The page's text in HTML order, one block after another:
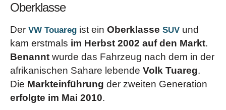
Oberklasse
Der VW Touareg ist ein Oberklasse SUV und
kam erstmals im Herbst 2002 auf den Markt.
Benannt wurde das Fahrzeug nach dem in der
afrikanischen Sahare lebende Volk Tuareg.
Die Markteinführung der zweiten Generation
erfolgte im Mai 2010.